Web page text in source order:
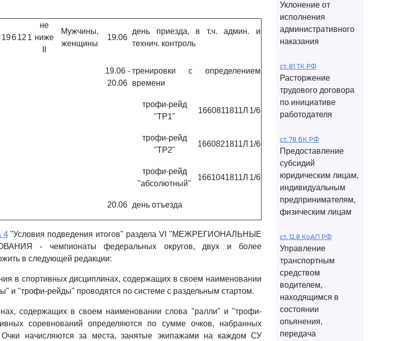
19612 1
не
ниже
Мужчины,
женщины
19.06
день приезда, в т.ч. админ. и
технич. контроль
19.06 -
20.06
тренировки с определением
времени
трофи-рейд
"ТР1"
1660811811Л 1/6
трофи-рейд
"ТР2"
1660821811Л 1/6
трофи-рейд
"абсолютный"
1661041811Л 1/6
20.06 день отъезда
4"Условия подведения итогов" раздела VI "МЕЖРЕГИОНАЛЬНЫЕ
- чемпионаты федеральных округов, двух и более
в следующей редакции:
в спортивных дисциплинах, содержащих в своем наименовании
и "трофи-рейды" проводятся по системе с раздельным стартом.
содержащих в своем наименовании слова "ралли" и "трофи-
соревнований определяются по сумме очков, набранных
начисляются за места, занятые экипажами на каждом СУ
Уклонение от
исполнения
административного
наказания
ст. 81 ТК РФ
Расторжение
трудового договора
по инициативе
работодателя
ст. 78 БК РФ
Предоставление
субсидий
юридическим лицам,
индивидуальным
предпринимателям,
физическим лицам
ст. 12.8 КоАП РФ
Управление
транспортным
средством
водителем,
находящимся в
состоянии
опьянения,
передача